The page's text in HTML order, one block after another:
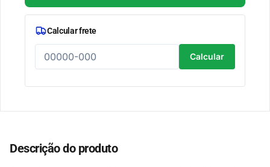
Calcular frete
Calcular
Descrição do produto